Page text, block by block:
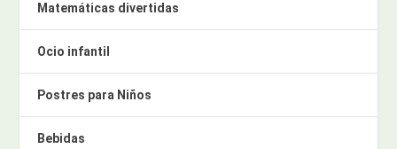
Matemáticas divertidas
Ocio infantil
Postres para Niños
Bebidas